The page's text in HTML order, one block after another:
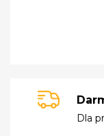
Dla